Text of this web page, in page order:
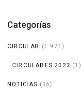
Categorías
CIRCULAR (1.971)
CIRCULARES 2023 (1)
NOTICIAS (36)